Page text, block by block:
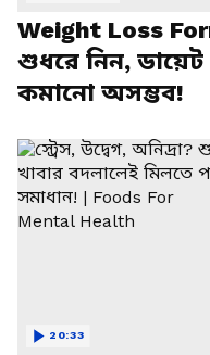
Weight Loss
শুধরে নিন,
কমানো অসম্ভব!
20:33